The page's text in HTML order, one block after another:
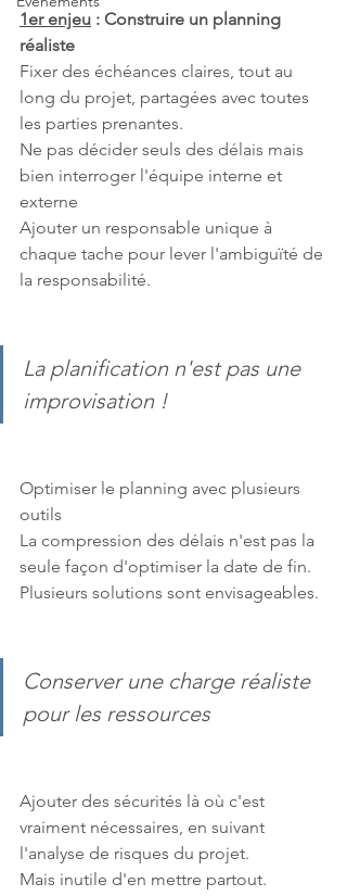
1er enjeu : Construire un planning
réaliste
Fixer des échéances claires, tout au
long du projet, partagées avec toutes
les parties prenantes.
Ne pas décider seuls des délais mais
bien interroger l'équipe interne et
externe
Ajouter un responsable unique à
chaque tache pour lever l'ambiguïté de
la responsabilité.
La planification n'est pas une
improvisation !
Optimiser le planning avec plusieurs
outils
La compression des délais n'est pas la
seule façon d'optimiser la date de fin.
Plusieurs solutions sont envisageables.
Conserver une charge réaliste
pour les ressources
Ajouter des sécurités là où c'est
vraiment nécessaires, en suivant
l'analyse de risques du projet.
Mais inutile d'en mettre partout.